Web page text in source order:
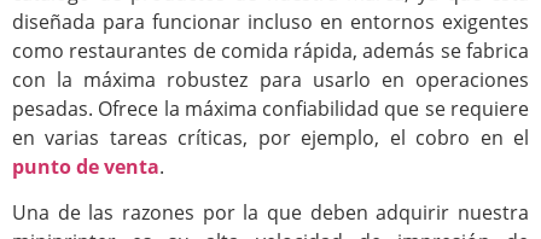
diseñada para funcionar incluso en entornos exigentes
como restaurantes de comida rápida, además se fabrica
con la máxima robustez para usarlo en operaciones
pesadas. Ofrece la máxima confiabilidad que se requiere
en varias tareas críticas, por ejemplo, el cobro en el
punto de venta.
Una de las razones por la que deben adquirir nuestra